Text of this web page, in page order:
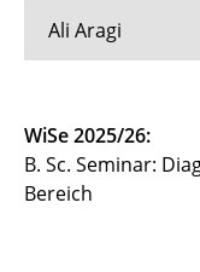
Ali Aragi
Lebenslauf
WiSe 2025/26:
B. Sc. Seminar:
Bereich